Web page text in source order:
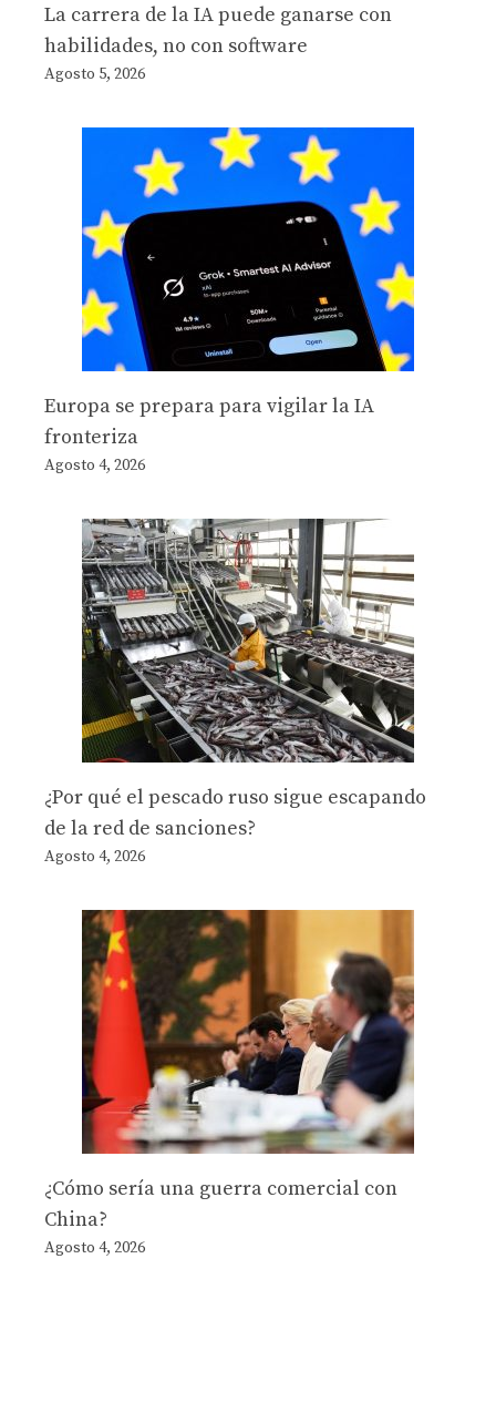
La carrera de la IA puede ganarse con
habilidades, no con software
Agosto 5, 2026
Europa se prepara para vigilar la IA
fronteriza
Agosto 4, 2026
¿Por qué el pescado ruso sigue escapando
de la red de sanciones?
Agosto 4, 2026
¿Cómo sería una guerra comercial con
China?
Agosto 4, 2026